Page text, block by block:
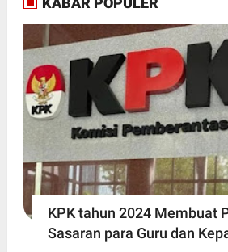
KPK tahun 2024 Membuat
Sasaran para Guru dan